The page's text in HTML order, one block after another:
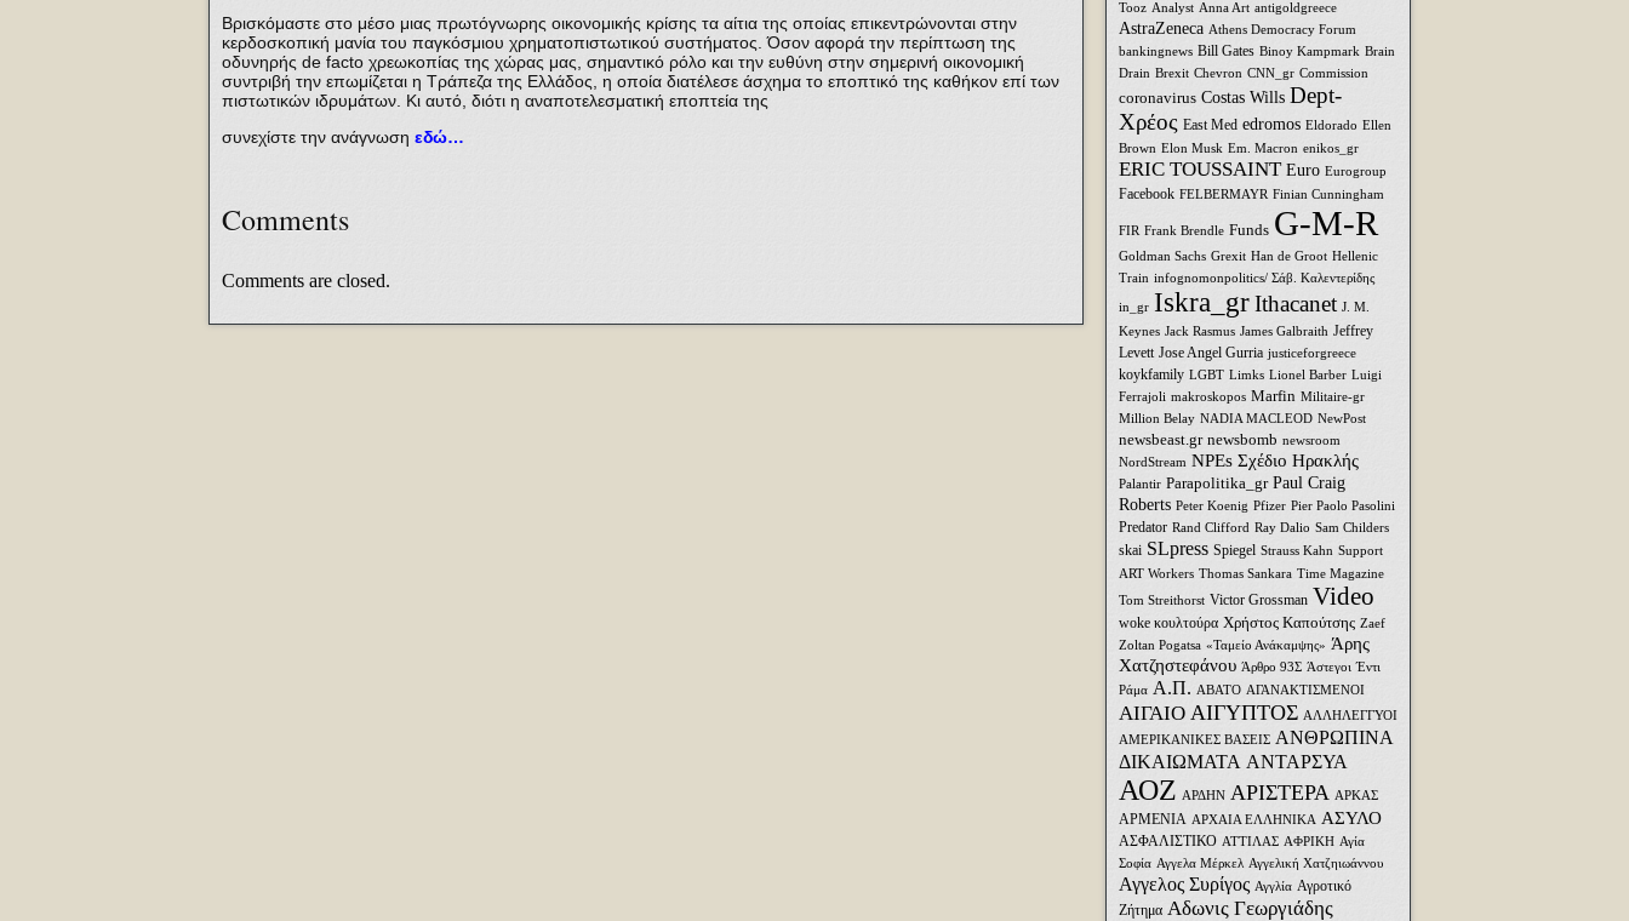
Βρισκόμαστε στο μέσο μιας πρωτόγνωρης οικονομικής κρίσης τα αίτια της οποίας επικεντρώνονται στην
κερδοσκοπική μανία του παγκόσμιου χρηματοπιστωτικού συστήματος. Όσον αφορά την περίπτωση της
οδυνηρής de facto χρεωκοπίας της χώρας μας, σημαντικό ρόλο και την ευθύνη στην σημερινή οικονομική
συντριβή την επωμίζεται η Τράπεζα της Ελλάδος, η οποία διατέλεσε άσχημα το εποπτικό της καθήκον επί των
πιστωτικών ιδρυμάτων. Κι αυτό, διότι η αναποτελεσματική εποπτεία της
συνεχίστε την ανάγνωση εδώ…
Comments
Comments are closed.
Tooz Analyst Anna Art antigoldgreece
AstraZeneca Athens Democracy Forum
bankingnews Bill Gates Binoy Kampmark Brain
Drain Brexit Chevron CNN_gr Commission
coronavirus Costas Wills Dept-
Χρέος East Med edromos Eldorado Ellen
Brown Elon Musk Em. Macron enikos_gr
ERIC TOUSSAINT Euro Eurogroup
Facebook FELBERMAYR Finian Cunningham
FIR Frank Brendle Funds G-M-R
Goldman Sachs Grexit Han de Groot Hellenic
Train infognomonpolitics/ Σάβ. Καλεντερίδης
in_gr Iskra_grIthacanet J. M.
Keynes Jack Rasmus James Galbraith Jeffrey
Levett Jose Angel Gurria justiceforgreece
koykfamily LGBT Limks Lionel Barber Luigi
Ferrajoli makroskopos Marfin Militaire-gr
Million Belay NADIA MACLEOD NewPost
newsbeast.gr newsbomb newsroom
NordStream NPEs Σχέδιο Ηρακλής
Palantir Parapolitika_gr Paul Craig
Roberts Peter Koenig Pfizer Pier Paolo Pasolini
Predator Rand Clifford Ray Dalio Sam Childers
skai SLpress Spiegel Strauss Kahn Support
ART Workers Thomas Sankara Time Magazine
Tom Streithorst Victor Grossman Video
woke κουλτούρα Xρήστος Καπούτσης Zaef
Zoltan Pogatsa «Ταμείο Ανάκαμψης» Άρης
Χατζηστεφάνου Άρθρο 93Σ Άστεγοι Έντι
Ράμα Α.Π. ΑΒΑΤΟ ΑΓΑΝΑΚΤΙΣΜΕΝΟΙ
ΑΙΓΑΙΟ ΑΙΓΥΠΤΟΣ ΑΛΛΗΛΕΓΓΥΟΙ
ΑΜΕΡΙΚΑΝΙΚΕΣ ΒΑΣΕΙΣ ΑΝΘΡΩΠΙΝΑ
ΔΙΚΑΙΩΜΑΤΑ ΑΝΤΑΡΣΥΑ
ΑΟΖ ΑΡΔΗΝ ΑΡΙΣΤΕΡΑ ΑΡΚΑΣ
ΑΡΜΕΝΙΑ ΑΡΧΑΙΑ ΕΛΛΗΝΙΚΑ ΑΣΥΛΟ
ΑΣΦΑΛΙΣΤΙΚΟ ΑΤΤΙΛΑΣ ΑΦΡΙΚΗ Αγία
Σοφία Αγγελα Μέρκελ Αγγελική Χατζηιωάννου
Αγγελος Συρίγος Αγγλία Αγροτικό
Ζήτημα Αδωνις Γεωργιάδης